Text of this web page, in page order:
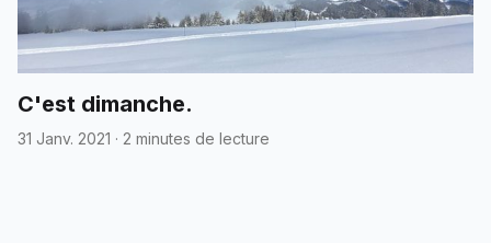
C'est dimanche.
31 Janv. 2021 · 2 minutes de lecture